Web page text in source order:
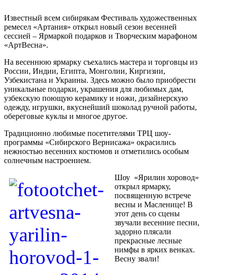
Известный всем сибирякам Фестиваль художественных
ремесел «Артания» открыл новый сезон весенней
сессией – Ярмаркой подарков и Творческим марафоном
«АртВесна».
На весеннюю ярмарку съехались мастера и торговцы из
России, Индии, Египта, Монголии, Киргизии,
Узбекистана и Украины. Здесь можно было приобрести
уникальные подарки, украшения для любимых дам,
узбекскую поющую керамику и ножи, дизайнерскую
одежду, игрушки, вкуснейший шоколад ручной работы,
обереговые куклы и многое другое.
Традиционно любимые посетителями ТРЦ шоу-
программы «Сибирского Вернисажа» окрасились
нежностью весенних костюмов и отметились особым
солнечным настроением.
Шоу «Ярилин хоровод»
открыл ярмарку,
посвященную встрече
весны и Масленице! В
этот день со сцены
звучали весенние песни,
задорно плясали
прекрасные лесные
нимфы в ярких венках.
Весну звали!